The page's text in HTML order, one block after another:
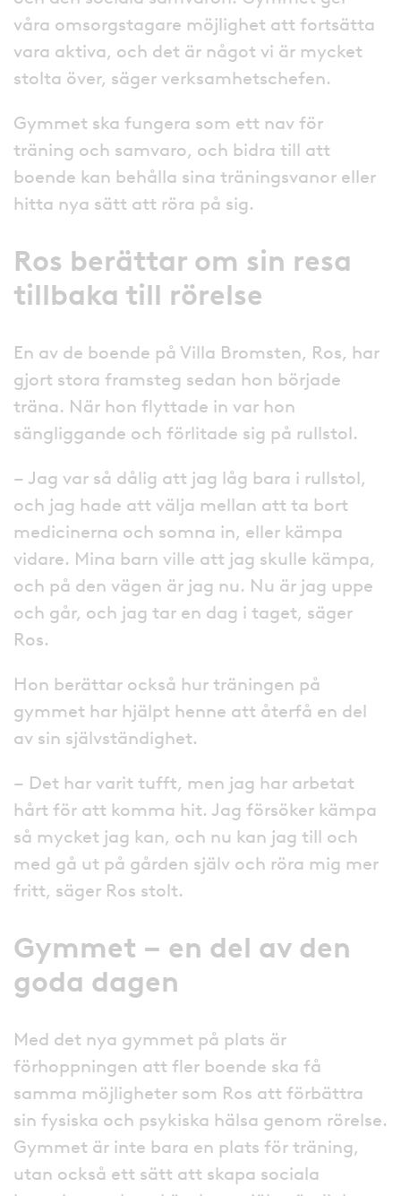
våra omsorgstagare möjlighet att fortsätta
vara aktiva, och det är något vi är mycket
stolta över, säger verksamhetschefen.
Gymmet ska fungera som ett nav för
träning och samvaro, och bidra till att
boende kan behålla sina träningsvanor eller
hitta nya sätt att röra på sig.
Ros berättar om sin resa
tillbaka till rörelse
En av de boende på Villa Bromsten, Ros, har
gjort stora framsteg sedan hon började
träna. När hon flyttade in var hon
sängliggande och förlitade sig på rullstol.
– Jag var så dålig att jag låg bara i rullstol,
och jag hade att välja mellan att ta bort
medicinerna och somna in, eller kämpa
vidare. Mina barn ville att jag skulle kämpa,
och på den vägen är jag nu. Nu är jag uppe
och går, och jag tar en dag i taget, säger
Ros.
Hon berättar också hur träningen på
gymmet har hjälpt henne att återfå en del
av sin självständighet.
– Det har varit tufft, men jag har arbetat
hårt för att komma hit. Jag försöker kämpa
så mycket jag kan, och nu kan jag till och
med gå ut på gården själv och röra mig mer
fritt, säger Ros stolt.
Gymmet – en del av den
goda dagen
Med det nya gymmet på plats är
förhoppningen att fler boende ska få
samma möjligheter som Ros att förbättra
sin fysiska och psykiska hälsa genom rörelse.
Gymmet är inte bara en plats för träning,
utan också ett sätt att skapa sociala